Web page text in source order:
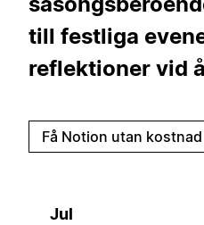
till festliga
reflektioner vid
Få Notion utan kostnad
Jul